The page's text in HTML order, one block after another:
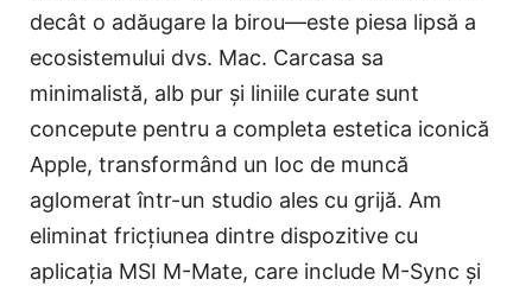
decât o adăugare la birou—este piesa lipsă a
ecosistemului dvs. Mac. Carcasa sa
minimalistă, alb pur și liniile curate sunt
concepute pentru a completa estetica iconică
Apple, transformând un loc de muncă
aglomerat într-un studio ales cu grijă. Am
eliminat fricțiunea dintre dispozitive cu
aplicația MSI M-Mate, care include M-Sync și